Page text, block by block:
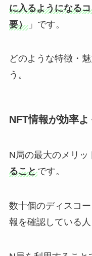
に入るようになる
要）」です。
どのような特徴・
う。
NFT情報が効率よ
N局の最大のメリッ
ることです。
数十個のディスコ
報を確認している